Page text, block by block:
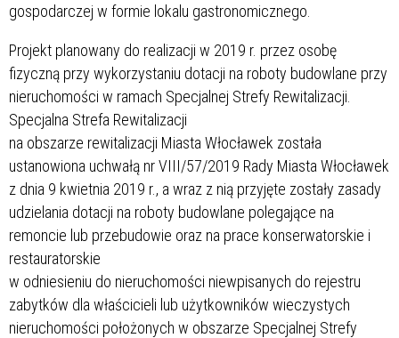
gospodarczej w formie lokalu gastronomicznego.
Projekt planowany do realizacji w 2019 r. przez osobę
fizyczną przy wykorzystaniu dotacji na roboty budowlane przy
nieruchomości w ramach Specjalnej Strefy Rewitalizacji.
Specjalna Strefa Rewitalizacji
na obszarze rewitalizacji Miasta Włocławek została
ustanowiona uchwałą nr VIII/57/2019 Rady Miasta Włocławek
z dnia 9 kwietnia 2019 r., a wraz z nią przyjęte zostały zasady
udzielania dotacji na roboty budowlane polegające na
remoncie lub przebudowie oraz na prace konserwatorskie i
restauratorskie
w odniesieniu do nieruchomości niewpisanych do rejestru
zabytków dla właścicieli lub użytkowników wieczystych
nieruchomości położonych w obszarze Specjalnej Strefy